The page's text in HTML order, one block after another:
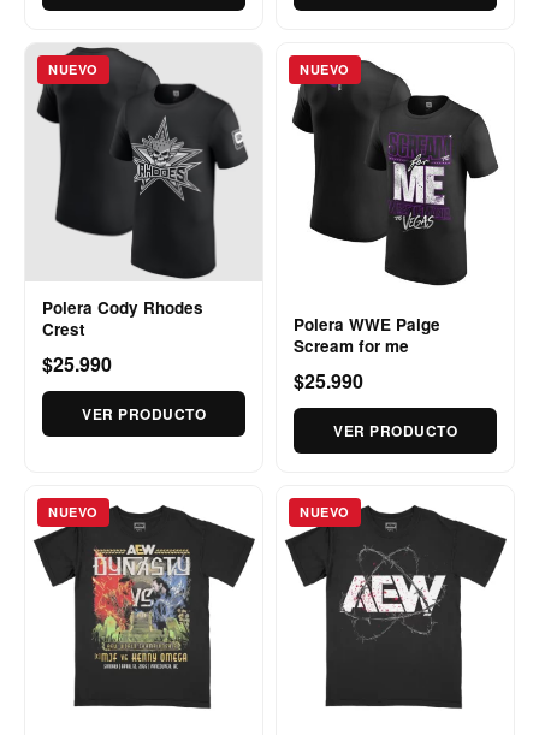
NUEVO
Polera Cody Rhodes
Crest
$25.990
VER PRODUCTO
NUEVO
Polera WWE Paige
Scream for me
$25.990
VER PRODUCTO
NUEVO NUEVO